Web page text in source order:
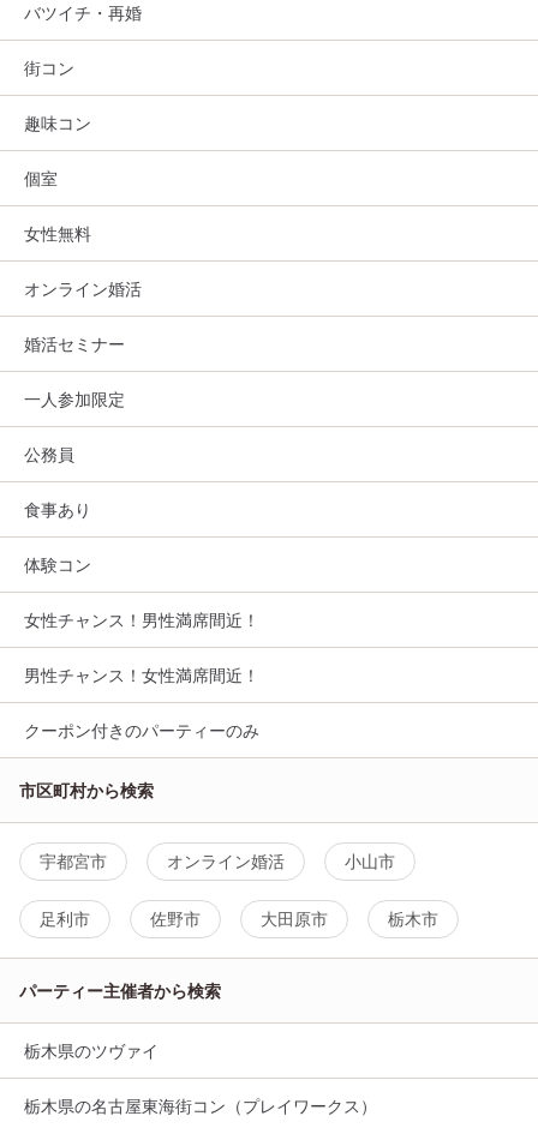
バツイチ・再婚
街コン
趣味コン
個室
女性無料
オンライン婚活
婚活セミナー
一人参加限定
公務員
食事あり
体験コン
女性チャンス！男性満席間近！
男性チャンス！女性満席間近！
クーポン付きのパーティーのみ
市区町村から検索
宇都宮市 オンライン婚活 小山市
足利市 佐野市 大田原市 栃木市
パーティー主催者から検索
栃木県のツヴァイ
栃木県の名古屋東海街コン（プレイワークス）